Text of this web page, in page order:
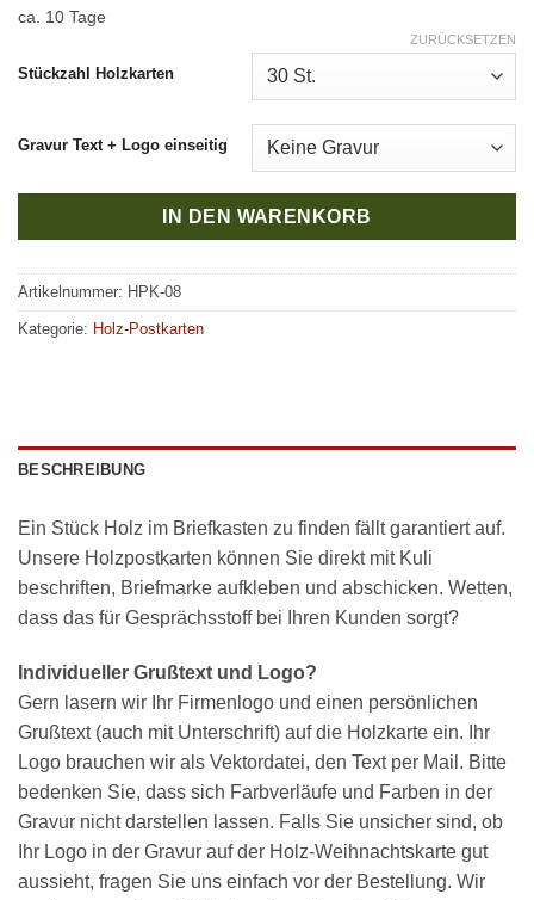
ca. 10 Tage
Stückzahl Holzkarten
Gravur Text + Logo einseitig
ZURÜCKSETZEN
IN DEN WARENKORB
Artikelnummer: HPK-08
Kategorie: Holz-Postkarten
BESCHREIBUNG
Ein Stück Holz im Briefkasten zu finden fällt garantiert auf.
Unsere Holzpostkarten können Sie direkt mit Kuli
beschriften, Briefmarke aufkleben und abschicken. Wetten,
dass das für Gesprächsstoff bei Ihren Kunden sorgt?
Individueller Grußtext und Logo?
Gern lasern wir Ihr Firmenlogo und einen persönlichen
Grußtext (auch mit Unterschrift) auf die Holzkarte ein. Ihr
Logo brauchen wir als Vektordatei, den Text per Mail. Bitte
bedenken Sie, dass sich Farbverläufe und Farben in der
Gravur nicht darstellen lassen. Falls Sie unsicher sind, ob
Ihr Logo in der Gravur auf der Holz-Weihnachtskarte gut
aussieht, fragen Sie uns einfach vor der Bestellung. Wir